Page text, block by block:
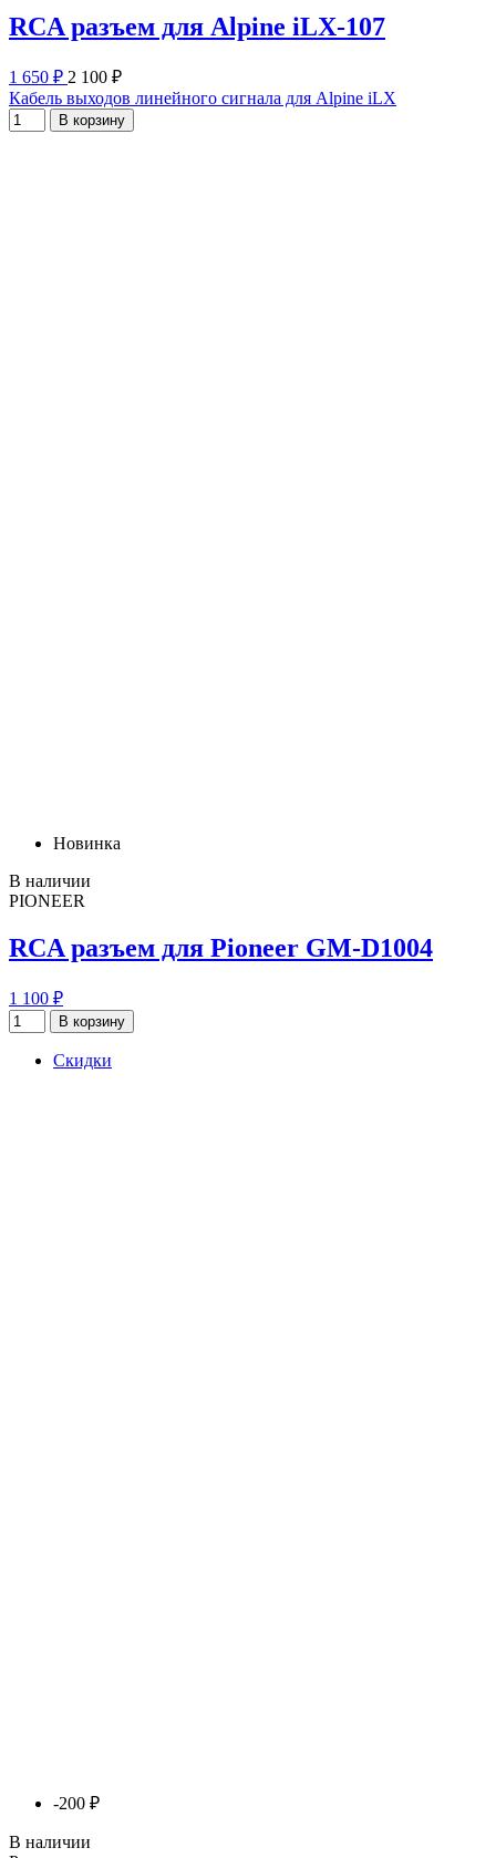
RCA разъем для Alpine iLX-107
1 650 ₽ 2 100 ₽
Кабель выходов линейного сигнала для Alpine iLX
В корзину
Новинка
В наличии
PIONEER
RCA разъем для Pioneer GM-D1004
1 100 ₽
В корзину
Скидки
-200 ₽
В наличии